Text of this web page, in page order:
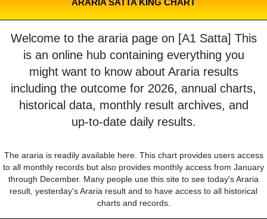
ARARIA SATTA KING CHART
Welcome to the araria page on [A1 Satta] This
is an online hub containing everything you
might want to know about Araria results
including the outcome for 2026, annual charts,
historical data, monthly result archives, and
up-to-date daily results.
The araria is readily available here. This chart provides users access
to all monthly records but also provides monthly access from January
through December. Many people use this site to see today's Araria
result, yesterday's Araria result and to have access to all historical
charts and records.